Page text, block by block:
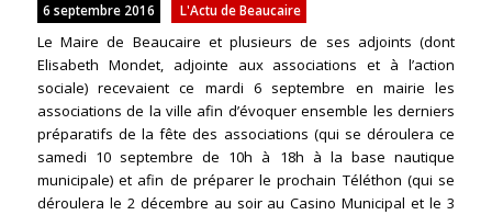
6 septembre 2016 L'Actu de Beaucaire
Le Maire de Beaucaire et plusieurs de ses adjoints (dont
Elisabeth Mondet, adjointe aux associations et à l’action
sociale) recevaient ce mardi 6 septembre en mairie les
associations de la ville afin d’évoquer ensemble les derniers
préparatifs de la fête des associations (qui se déroulera ce
samedi 10 septembre de 10h à 18h à la base nautique
municipale) et afin de préparer le prochain Téléthon (qui se
déroulera le 2 décembre au soir au Casino Municipal et le 3